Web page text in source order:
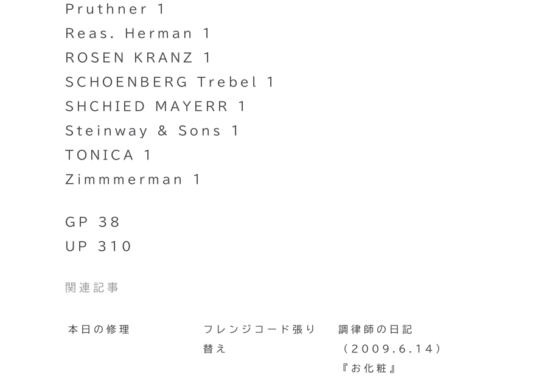
Pruthner 1
Reas. Herman 1
ROSEN KRANZ 1
SCHOENBERG Trebel 1
SHCHIED MAYERR 1
Steinway & Sons 1
TONICA 1
Zimmmerman 1
GP 38
UP 310
関連記事
本日の修理
フレンジコード張り
替え
調律師の日記
（2009.6.14）
『お化粧』